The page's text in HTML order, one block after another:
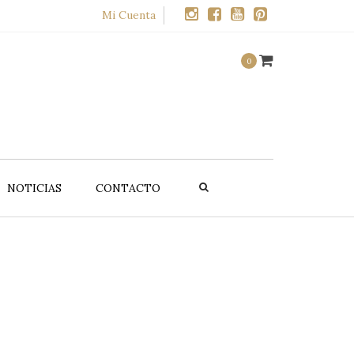
Mi Cuenta
0
NOTICIAS CONTACTO